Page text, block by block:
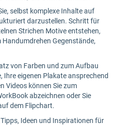
selbst komplexe Inhalte auf
darzustellen. Schritt für
Strichen Motive entstehen,
Gegenstände,
von Farben und zum Aufbau
eigenen Plakate ansprechend
Videos können Sie zum
abzeichnen oder Sie
dem Flipchart.
Ideen und Inspirationen für